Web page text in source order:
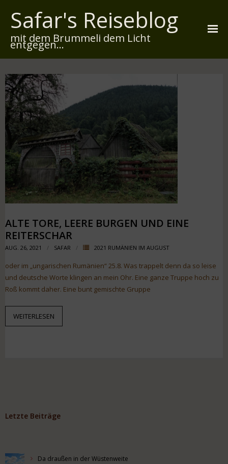
Safar's Reiseblog
mit dem Brummeli dem Licht
entgegen...
Über mich
Reiserouten
Widmung
Kontakt
Datenschutz
ALTE TORE, LEERE BURGEN UND EINE
REITERSCHAR
AUG. 26, 2021 SAFAR 2021 RUMÄNIEN IM AUGUST
oder im „ungarischen Rumänien“ 25.8. Was trappelt denn da so leise
und deutsche Worte klingen an mein Ohr. Eine ganze Truppe hoch zu
Roß kommt daher. Eine bunt gemischte Gruppe
WEITERLESEN
Letzte Beiträge
Da draußen in der Wüstenweite